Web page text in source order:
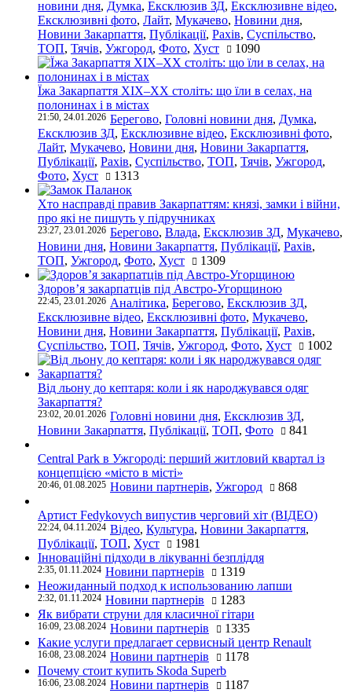
новини дня, Думка, Ексклюзив ЗД, Ексклюзивне відео,
Ексклюзивні фото, Лайт, Мукачево, Новини дня,
Новини Закарпаття, Публікації, Рахів, Суспільство,
ТОП, Тячів, Ужгород, Фото, Хуст 1090
Їжа Закарпаття ХІХ–ХХ століть: що їли в селах, на
полонинах і в містах
21:50, 24.01.2026 Берегово, Головні новини дня, Думка,
Ексклюзив ЗД, Ексклюзивне відео, Ексклюзивні фото,
Лайт, Мукачево, Новини дня, Новини Закарпаття,
Публікації, Рахів, Суспільство, ТОП, Тячів, Ужгород,
Фото, Хуст 1313
Хто насправді правив Закарпаттям: князі, замки і війни,
про які не пишуть у підручниках
23:27, 23.01.2026 Берегово, Влада, Ексклюзив ЗД, Мукачево,
Новини дня, Новини Закарпаття, Публікації, Рахів,
ТОП, Ужгород, Фото, Хуст 1309
Здоров’я закарпатців під Австро-Угорщиною
22:45, 23.01.2026 Аналітика, Берегово, Ексклюзив ЗД,
Ексклюзивне відео, Ексклюзивні фото, Мукачево,
Новини дня, Новини Закарпаття, Публікації, Рахів,
Суспільство, ТОП, Тячів, Ужгород, Фото, Хуст 1002
Від льону до кептаря: коли і як народжувався одяг
Закарпаття?
23:02, 20.01.2026 Головні новини дня, Ексклюзив ЗД,
Новини Закарпаття, Публікації, ТОП, Фото 841
Central Park в Ужгороді: перший житловий квартал із
концепцією «місто в місті»
20:46, 01.08.2025 Новини партнерів, Ужгород 868
Артист Fedykovych випустив черговий хіт (ВІДЕО)
22:24, 04.11.2024 Відео, Культура, Новини Закарпаття,
Публікації, ТОП, Хуст
1981
Інноваційні підходи в лікуванні безпліддя
2:35, 01.11.2024 Новини партнерів
1319
Неожиданный подход к использованию лапши
2:32, 01.11.2024 Новини партнерів
1283
Як вибрати струни для класичної гітари
16:09, 23.08.2024 Новини партнерів
1335
Какие услуги предлагает сервисный центр Renault
16:08, 23.08.2024 Новини партнерів
1178
Почему стоит купить Skoda Superb
16:06, 23.08.2024 Новини партнерів 1187